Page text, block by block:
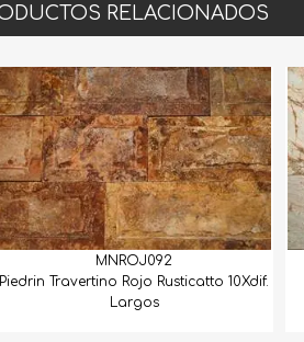
RELACIONADOS
MNROJ092
Piedrin Travertino Rojo Rusticatto 10Xdif.
Largos